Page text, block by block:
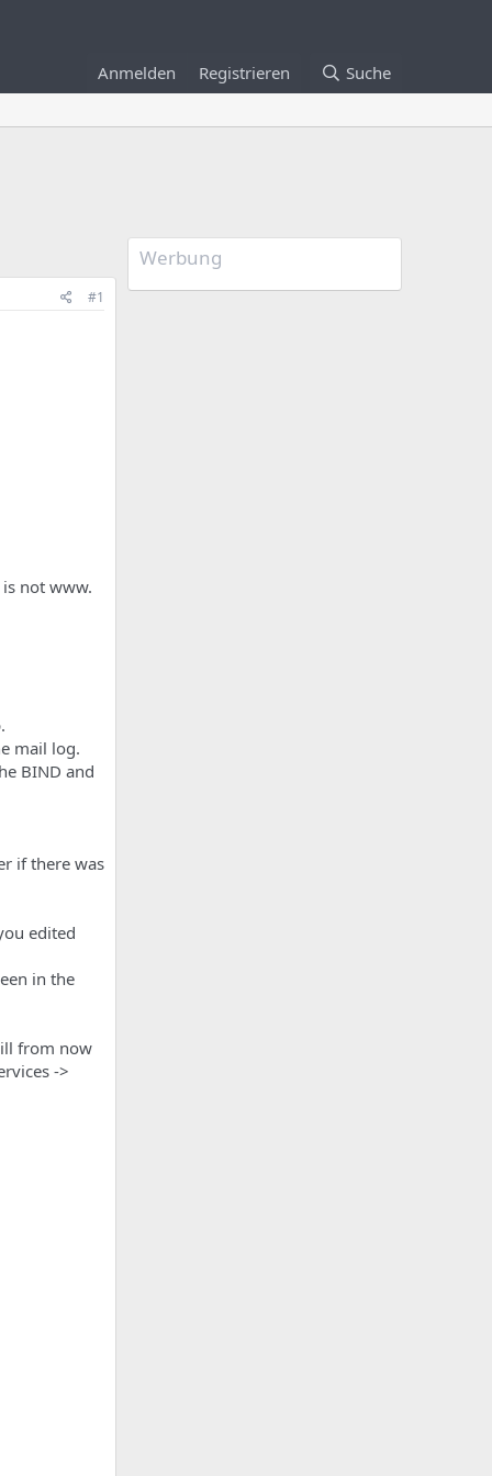
Anmelden Registrieren Suche
#1
not www.
mail log.
BIND and
if there was
edited
in the
from now
->
Werbung